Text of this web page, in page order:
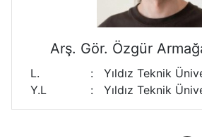
Arş. Gör. Özgür
L. :
Yıldız Teknik
Y.L
: Yıldız Teknik